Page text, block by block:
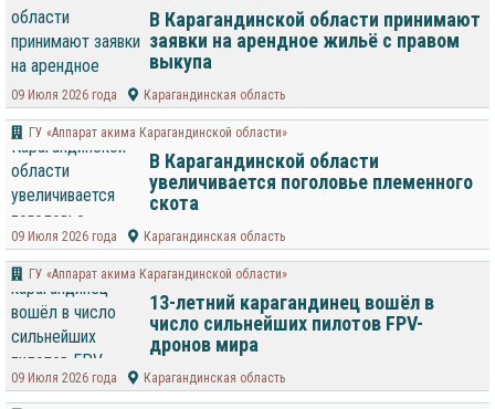
В Карагандинской области принимают
заявки на арендное жильё с правом
выкупа
09 Июля 2026 года Карагандинская область
ГУ «Аппарат акима Карагандинской области»
В Карагандинской области
увеличивается поголовье племенного
скота
09 Июля 2026 года Карагандинская область
ГУ «Аппарат акима Карагандинской области»
13-летний карагандинец вошёл в
число сильнейших пилотов FPV-
дронов мира
09 Июля 2026 года Карагандинская область